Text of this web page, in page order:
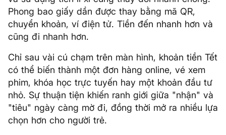
Phong bao giấy dần được thay bằng mã QR,
chuyển khoản, ví điện tử. Tiền đến nhanh hơn và
cũng đi nhanh hơn.
Chỉ sau vài cú chạm trên màn hình, khoản tiền Tết
có thể biến thành một đơn hàng online, vé xem
phim, khóa học trực tuyến hay một khoản đầu tư
nhỏ. Sự thuận tiện khiến ranh giới giữa "nhận" và
"tiêu" ngày càng mờ đi, đồng thời mở ra nhiều lựa
chọn hơn cho người trẻ.